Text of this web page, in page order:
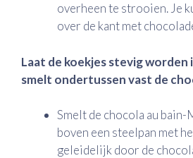
overheen te strooien. Je
over de kant met
Laat de koekjes stevig worden
smelt ondertussen vast de
Smelt de chocola au bain-
boven een steelpan met
geleidelijk door de